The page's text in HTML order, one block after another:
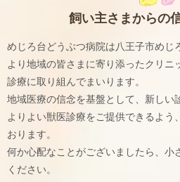
飼い主さまからの
めじろ台どうぶつ病院は八王子市めじ
より地域の皆さまに寄り添ったクリニ
診療に取り組んでまいります。
地域医療の信念を基盤として、新しい
よりよい獣医診療をご提供できるよう
おります。
何か心配なことがございましたら、小
ください。